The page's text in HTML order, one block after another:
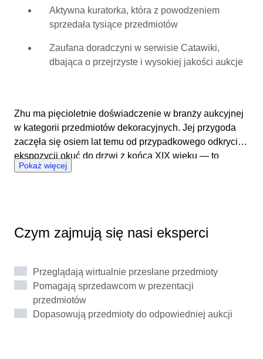
zaufania. Pasjonuje się opowiadaniem historii i patrzy
na każdy wystawiany przedmiot nie tylko jak na rzecz,
rynku z prawdziwym zaangażowaniem, dba o to, aby
każdy przedmiot trafił do właściwych odbiorców i został
Aktywna kuratorka, która z powodzeniem
sprzedała tysiące przedmiotów
Zaufana doradczyni w serwisie Catawiki,
dbająca o przejrzyste i wysokiej jakości aukcje
Zhu ma pięcioletnie doświadczenie w branży aukcyjnej
w kategorii przedmiotów dekoracyjnych. Jej przygoda
zaczęła się osiem lat temu od przypadkowego odkrycia
ekspozycji okuć do drzwi z końca XIX wieku — to
wydarzenie zamieniło ciekawość w powołanie. Jako
wyczucie rynku i jego realiów. Jej doświadczenie jest w
pełni związane z serwisem Catawiki, dzięki czemu
zaufania. Pasjonuje się opowiadaniem historii i patrzy
na każdy wystawiany przedmiot nie tylko jak na rzecz,
ale jak na część kulturowej pamięci. Łącząc wiedzę o
rynku z prawdziwym zaangażowaniem, dba o to, aby
Pokaż więcej
Czym zajmują się nasi eksperci
Przeglądają wirtualnie przesłane przedmioty
Pomagają sprzedawcom w prezentacji
przedmiotów
Dopasowują przedmioty do odpowiedniej aukcji